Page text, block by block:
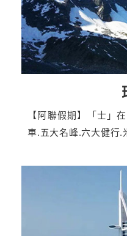
【阿聯假期】「士」
車.五大名峰.六大健行.